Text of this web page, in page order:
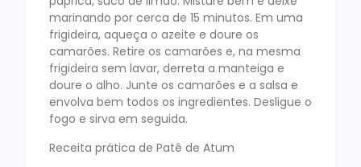
marinando por cerca de 15 minutos. Em uma
frigideira, aqueça o azeite e doure os
camarões. Retire os camarões e, na mesma
frigideira sem lavar, derreta a manteiga e
doure o alho. Junte os camarões e a salsa e
envolva bem todos os ingredientes. Desligue o
fogo e sirva em seguida.
Receita prática de Patê de Atum